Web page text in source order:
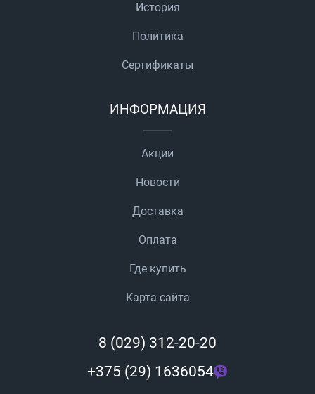
История
Политика
Сертификаты
ИНФОРМАЦИЯ
Акции
Новости
Доставка
Оплата
Где купить
Карта сайта
8 (029) 312-20-20
+375 (29) 1636054